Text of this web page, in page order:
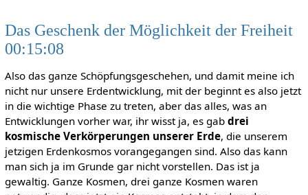
Das Geschenk der Möglichkeit der Freiheit
00:15:08
Also das ganze Schöpfungsgeschehen, und damit meine ich
nicht nur unsere Erdentwicklung, mit der beginnt es also jetzt
in die wichtige Phase zu treten, aber das alles, was an
Entwicklungen vorher war, ihr wisst ja, es gab drei
kosmische Verkörperungen unserer Erde, die unserem
jetzigen Erdenkosmos vorangegangen sind. Also das kann
man sich ja im Grunde gar nicht vorstellen. Das ist ja
gewaltig. Ganze Kosmen, drei ganze Kosmen waren